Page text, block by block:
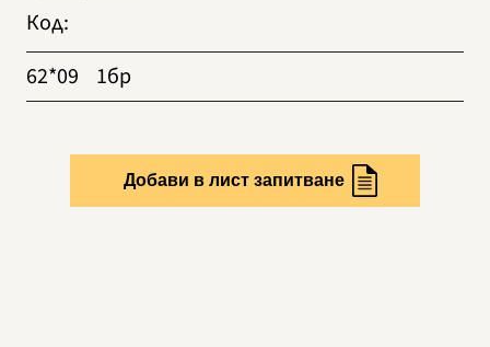
Код:
62*09
1бр
Добави в лист запитване